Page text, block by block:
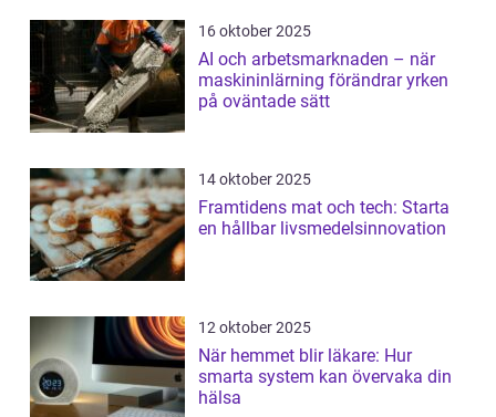
16 oktober 2025
AI och arbetsmarknaden – när
maskininlärning förändrar yrken
på oväntade sätt
14 oktober 2025
Framtidens mat och tech: Starta
en hållbar livsmedelsinnovation
12 oktober 2025
När hemmet blir läkare: Hur
smarta system kan övervaka din
hälsa